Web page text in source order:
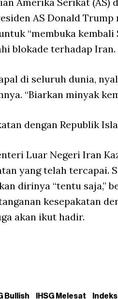
AS Donald
“membuka kembali
blokade terhadap Iran.
di seluruh dunia,
“Biarkan minyak
dengan Republik
Luar Negeri Iran
yang telah tercapai.
dirinya “tentu saja,”
kesepakatan
akan ikut hadir.
Bullish IHSG Melesat